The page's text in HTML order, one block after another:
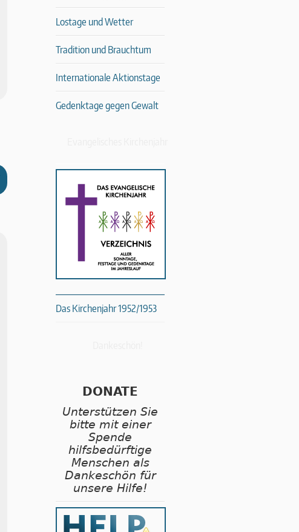
Lostage und Wetter
Tradition und Brauchtum
Internationale Aktionstage
Gedenktage gegen Gewalt
Das Kirchenjahr 1952/1953
DONATE
Unterstützen Sie
bitte mit einer
Spende
hilfsbedürftige
Menschen als
Dankeschön für
unsere Hilfe!